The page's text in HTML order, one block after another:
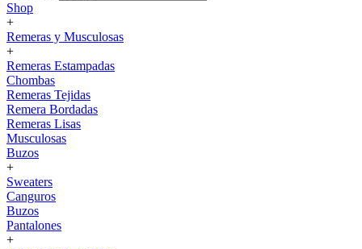
Shop
+
Remeras y Musculosas
+
Remeras Estampadas
Chombas
Remeras Tejidas
Remera Bordadas
Remeras Lisas
Musculosas
Buzos
+
Sweaters
Canguros
Buzos
Pantalones
+